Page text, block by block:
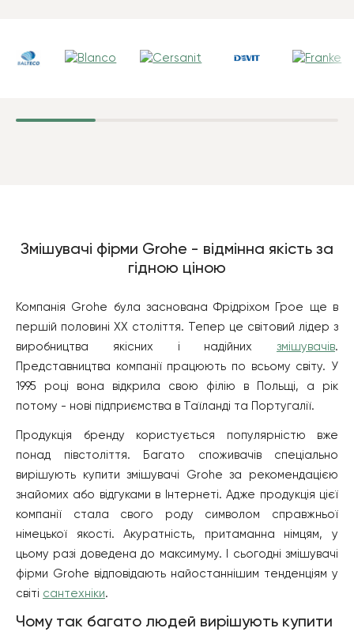
Змішувачі фірми Grohe - відмінна якість за
гідною ціною
Компанія Grohe була заснована Фрідріхом Грое ще в
першій половині ХХ століття. Тепер це світовий лідер з
виробництва якісних і надійних змішувачів.
Представництва компанії працюють по всьому світу. У
1995 році вона відкрила свою філію в Польщі, а рік
потому - нові підприємства в Таїланді та Португалії.
Продукція бренду користується популярністю вже
понад півстоліття. Багато споживачів спеціально
вирішують купити змішувачі Grohe за рекомендацією
знайомих або відгуками в Інтернеті. Адже продукція цієї
компанії стала свого роду символом справжньої
німецької якості. Акуратність, притаманна німцям, у
цьому разі доведена до максимуму. І сьогодні змішувачі
фірми Grohe відповідають найостаннішим тенденціям у
світі сантехніки.
Чому так багато людей вирішують купити